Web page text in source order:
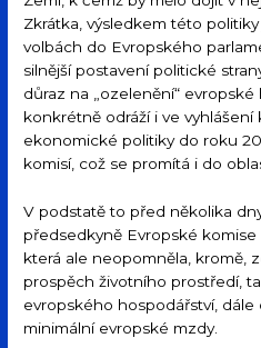
Zkrátka, výsledkem této
volbách do Evropského
silnější postavení politické
důraz na „ozelenění“
konkrétně odráží i ve vyhlášení
ekonomické politiky do roku
komisí, což se promítá i do
V podstatě to před několika
předsedkyně Evropské
která ale neopomněla, kromě,
prospěch životního prostředí,
evropského hospodářství,
minimální evropské mzdy.